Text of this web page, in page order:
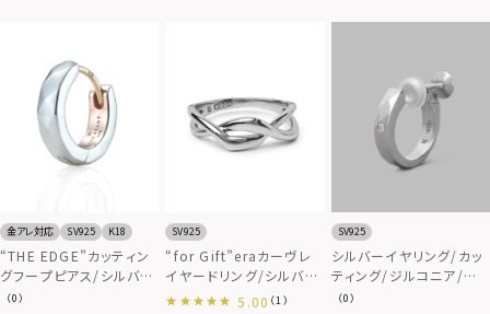
金アレ対応 SV925 K18
“THE EDGE”カッティン
グフープピアス/シルバー
×ピンクゴールド/シルバ
（0）
SV925
“for Gift”eraカーヴレ
イヤードリング/シルバー
925
5.00 （1）
SV925
シルバーイヤリング/カッ
ティング/ジルコニア/シ
ルバー925
（0）